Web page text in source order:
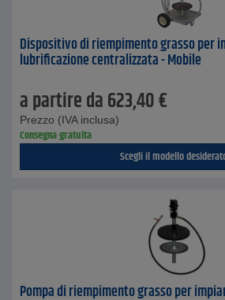
Dispositivo di riempimento grasso per
lubrificazione centralizzata - Mobile
a partire da623,40€
Prezzo (IVA inclusa)
Consegna gratuita
Scegli il modello
Pompa di riempimento grasso per